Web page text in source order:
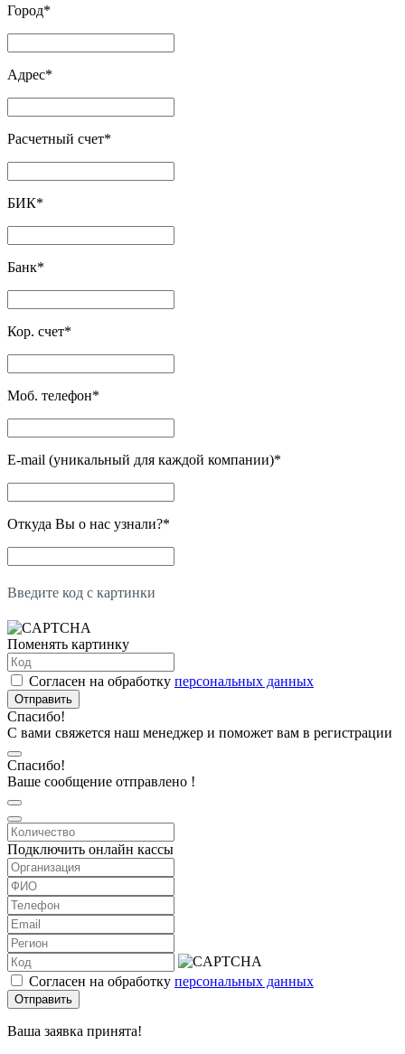
Город*
Адрес*
Расчетный счет*
БИК*
Банк*
Кор. счет*
Моб. телефон*
E-mail (уникальный для каждой компании)*
Откуда Вы о нас узнали?*
Введите код с картинки
Поменять картинку
Согласен на обработку персональных данных
Отправить
Спасибо!
С вами свяжется наш менеджер и поможет вам в регистрации
Спасибо!
Ваше сообщение отправлено !
Подключить онлайн кассы
Согласен на обработку персональных данных
Отправить
Ваша заявка принята!